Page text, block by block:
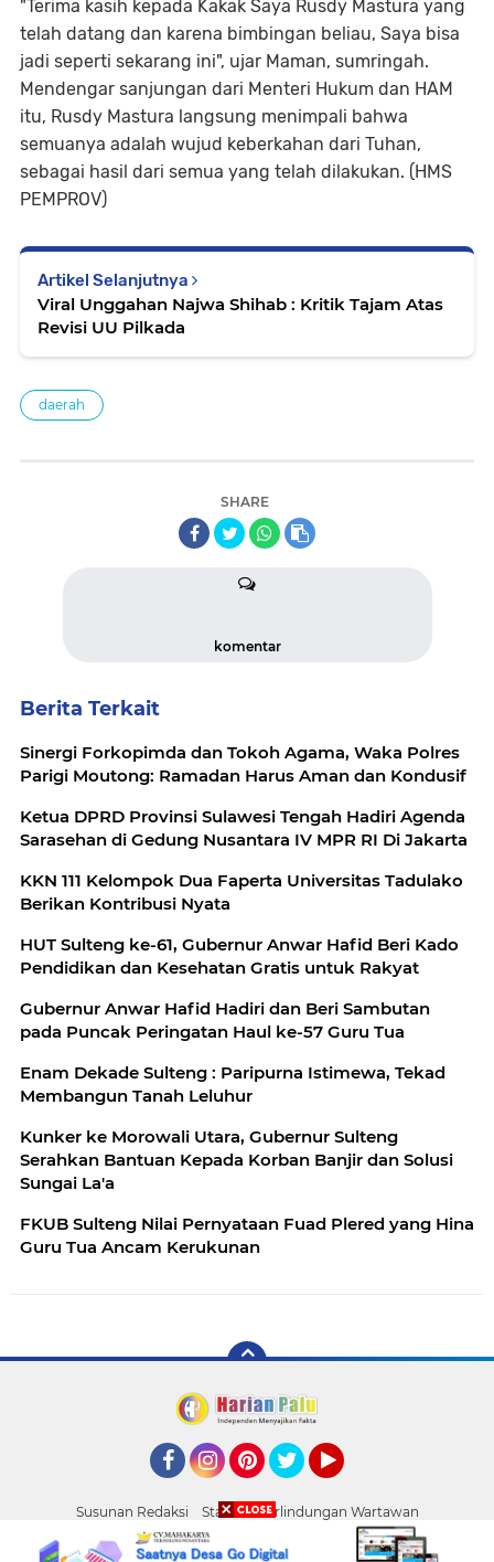
"Terima kasih kepada Kakak Saya Rusdy Mastura yang
telah datang dan karena bimbingan beliau, Saya bisa
jadi seperti sekarang ini", ujar Maman, sumringah.
Mendengar sanjungan dari Menteri Hukum dan HAM
itu, Rusdy Mastura langsung menimpali bahwa
semuanya adalah wujud keberkahan dari Tuhan,
sebagai hasil dari semua yang telah dilakukan. (HMS
PEMPROV)
Artikel Selanjutnya
Viral Unggahan Najwa Shihab : Kritik Tajam Atas
Revisi UU Pilkada
daerah
SHARE
komentar
Berita Terkait
Sinergi Forkopimda dan Tokoh Agama, Waka Polres
Parigi Moutong: Ramadan Harus Aman dan Kondusif
Ketua DPRD Provinsi Sulawesi Tengah Hadiri Agenda
Sarasehan di Gedung Nusantara IV MPR RI Di Jakarta
KKN 111 Kelompok Dua Faperta Universitas Tadulako
Berikan Kontribusi Nyata
HUT Sulteng ke-61, Gubernur Anwar Hafid Beri Kado
Pendidikan dan Kesehatan Gratis untuk Rakyat
Gubernur Anwar Hafid Hadiri dan Beri Sambutan
pada Puncak Peringatan Haul ke-57 Guru Tua
Enam Dekade Sulteng : Paripurna Istimewa, Tekad
Membangun Tanah Leluhur
Kunker ke Morowali Utara, Gubernur Sulteng
Serahkan Bantuan Kepada Korban Banjir dan Solusi
Sungai La'a
FKUB Sulteng Nilai Pernyataan Fuad Plered yang Hina
Guru Tua Ancam Kerukunan
Susunan Redaksi
Standar Perlindungan Wartawan
Pasang Iklan
Tentang Kami Pedoman Media Siber